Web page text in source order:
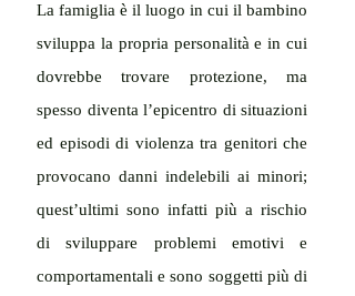
La famiglia è il luogo in cui il bambino
sviluppa la propria personalità e in cui
dovrebbe trovare protezione, ma
spesso diventa l’epicentro di situazioni
ed episodi di violenza tra genitori che
provocano danni indelebili ai minori;
quest’ultimi sono infatti più a rischio
di sviluppare problemi emotivi e
comportamentali e sono soggetti più di